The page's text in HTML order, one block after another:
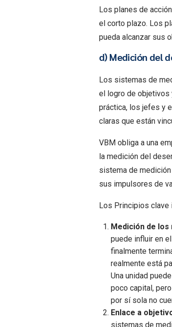
Los planes de
el corto plazo. Los
pueda alcanzar sus
d) Medición del
Los sistemas de
el logro de objetivos
práctica, los jefes y
claras que están
VBM obliga a una
la medición del
sistema de
sus impulsores de
Los Principios clave
Medición de
puede influir en
finalmente
realmente está
Una unidad
poco capital,
por sí sola no
Enlace a
sistemas de